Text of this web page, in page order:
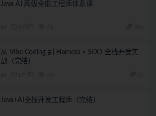
Java AI 高级全能工程师体系课
从 Vibe Coding 到 Harness × SDD 全栈开发实
战（完结）
Java+AI全栈开发工程师（完结）